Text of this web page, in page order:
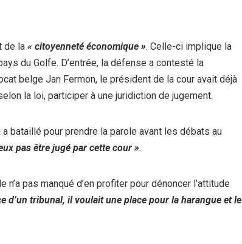
de la « citoyenneté économique ». Celle-ci implique la
du Golfe. D’entrée, la défense a contesté la
belge Jan Fermon, le président de la cour avait déjà
la loi, participer à une juridiction de jugement.
bataillé pour prendre la parole avant les débats au
pas être jugé par cette cour ».
pas manqué d’en profiter pour dénoncer l’attitude
d’un tribunal, il voulait une place pour la harangue et le